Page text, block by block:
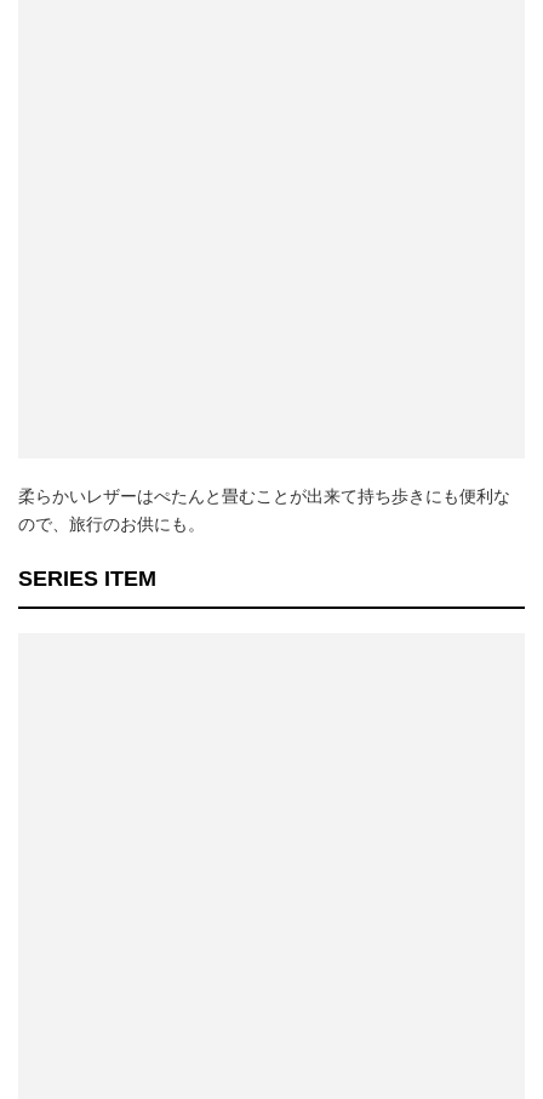
柔らかいレザーはぺたんと畳むことが出来て持ち歩きにも便利な
ので、旅行のお供にも。
SERIES ITEM